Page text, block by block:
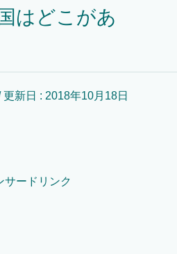
はどこがあ
更新日 : 2018年10月18日
サードリンク